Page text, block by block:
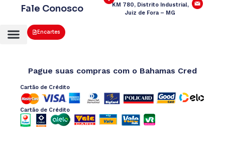
Encartes
Fale Conosco
KM 780, Distrito Industrial,
Juiz de Fora – MG
Pague suas compras com o Bahamas Cred
Cartão de Crédito
Cartão de Crédito